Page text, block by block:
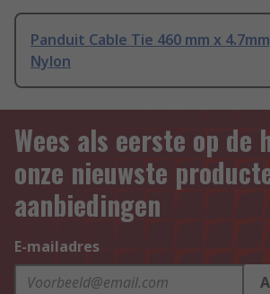
Panduit Cable Tie 460 mm x
Nylon
Wees als eerste op de
onze nieuwste
aanbiedingen
E-mailadres